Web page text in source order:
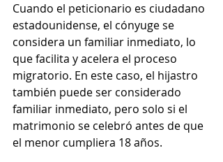
Cuando el peticionario es ciudadano
estadounidense, el cónyuge se
considera un familiar inmediato, lo
que facilita y acelera el proceso
migratorio. En este caso, el hijastro
también puede ser considerado
familiar inmediato, pero solo si el
matrimonio se celebró antes de que
el menor cumpliera 18 años.